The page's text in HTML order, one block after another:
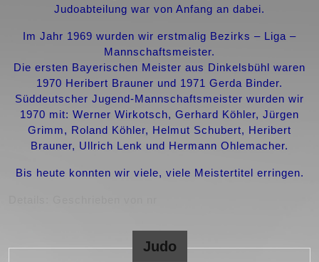
Judoabteilung war von Anfang an dabei.
Im Jahr 1969 wurden wir erstmalig Bezirks – Liga –
Mannschaftsmeister.
Die ersten Bayerischen Meister aus Dinkelsbühl waren
1970 Heribert Brauner und 1971 Gerda Binder.
Süddeutscher Jugend-Mannschaftsmeister wurden wir
1970 mit: Werner Wirkotsch, Gerhard Köhler, Jürgen
Grimm, Roland Köhler, Helmut Schubert, Heribert
Brauner, Ullrich Lenk und Hermann Ohlemacher.
Bis heute konnten wir viele, viele Meistertitel erringen.
Judo